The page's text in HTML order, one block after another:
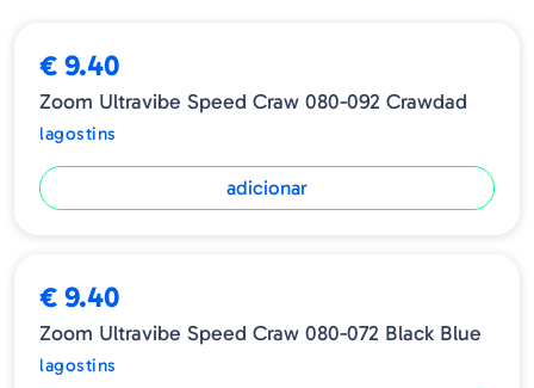
€ 9.40
Zoom Ultravibe Speed Craw 080-092 Crawdad
lagostins
adicionar
€ 9.40
Zoom Ultravibe Speed Craw 080-072 Black Blue
lagostins